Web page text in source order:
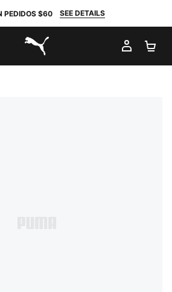
PEDIDOS $60 SEE DETAILS
PUMA.com
MI